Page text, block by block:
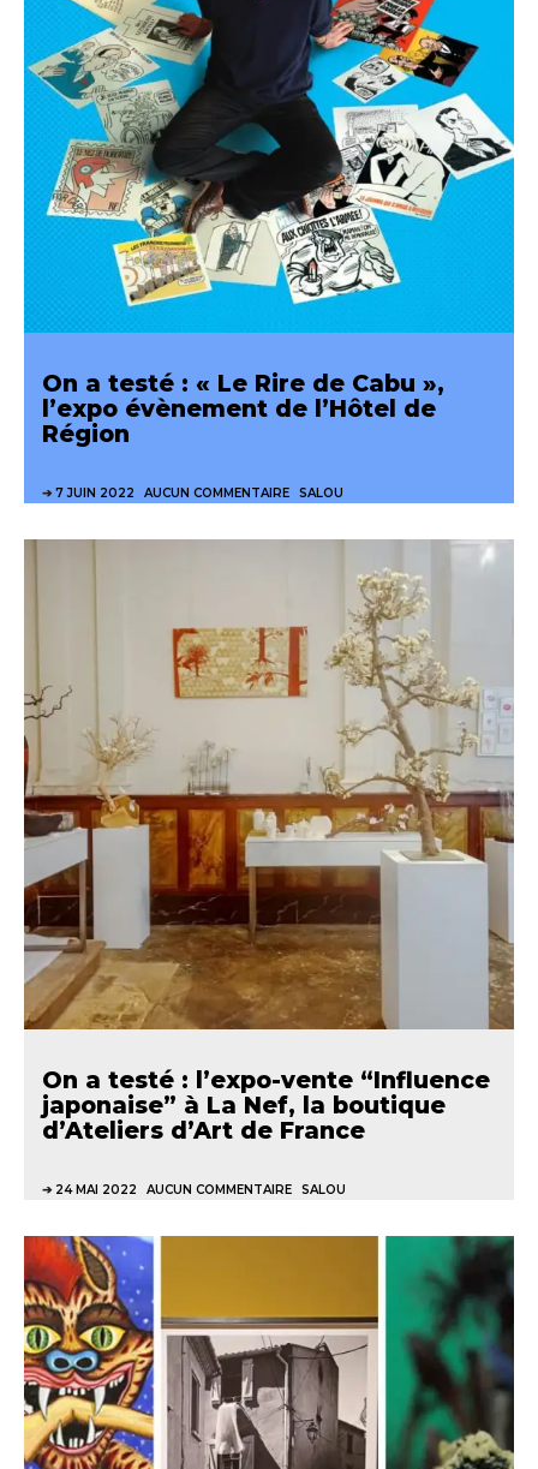
On a testé : « Le Rire de Cabu »,
l’expo évènement de l’Hôtel de
Région
7 JUIN 2022 AUCUN COMMENTAIRE SALOU
On a testé : l’expo-vente “Influence
japonaise” à La Nef, la boutique
d’Ateliers d’Art de France
24 MAI 2022 AUCUN COMMENTAIRE SALOU